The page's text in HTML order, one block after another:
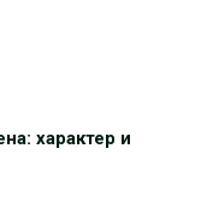
характер и